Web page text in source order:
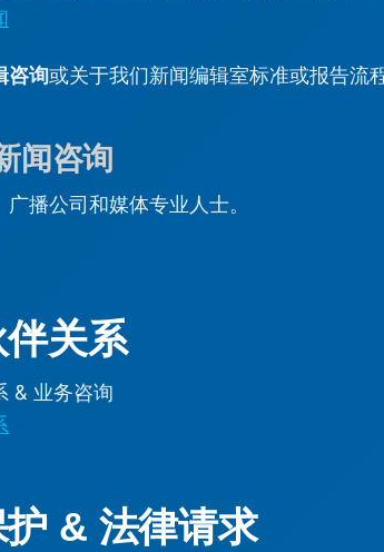
咨询或关于我们新闻编辑室标准或报告流
闻咨询
播公司和媒体专业人士。
关系
& 业务咨询
& 法律请求